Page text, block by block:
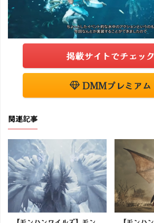
掲載サイトでチェック
DMMプレミアム
関連記事